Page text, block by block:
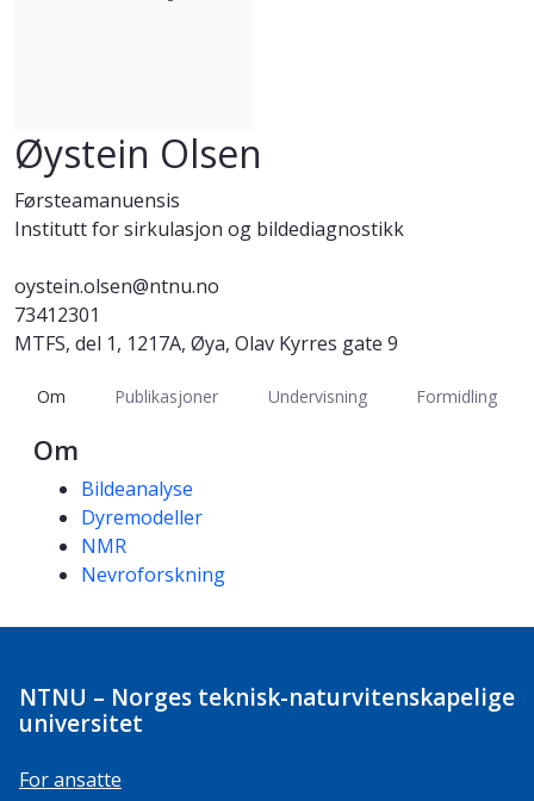
Øystein Olsen
Førsteamanuensis
Institutt for sirkulasjon og bildediagnostikk
oystein.olsen@ntnu.no
73412301
MTFS, del 1, 1217A, Øya, Olav Kyrres gate 9
Om Publikasjoner Undervisning Formidling
Om
Kompetanseord
Bildeanalyse
Dyremodeller
NMR
Nevroforskning
NTNU – Norges teknisk-naturvitenskapelige
universitet
For ansatte